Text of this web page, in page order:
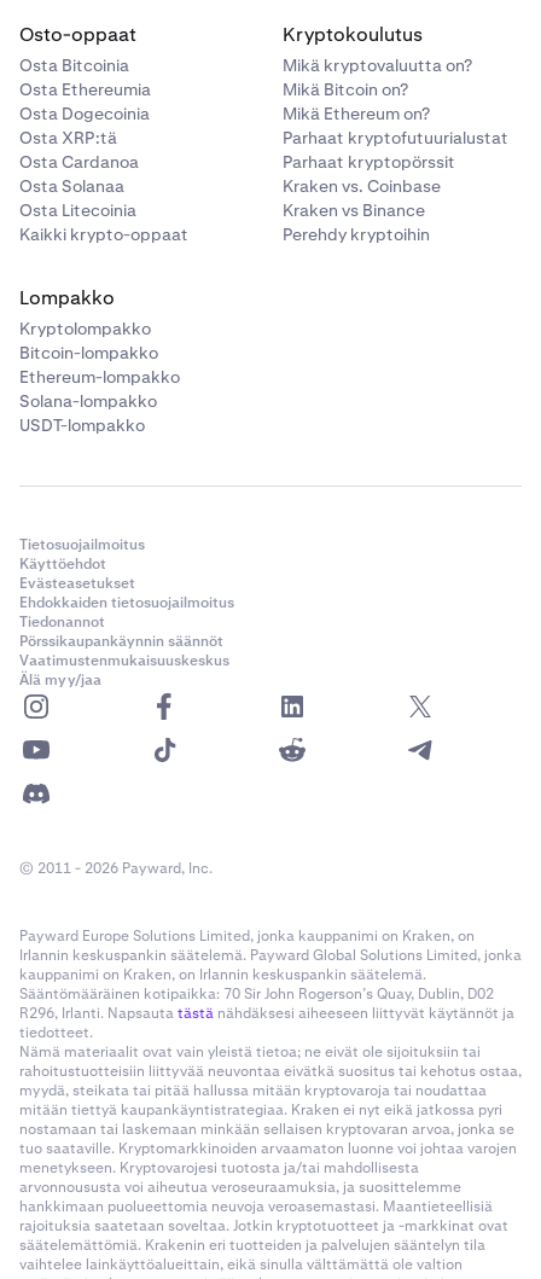
Osto-oppaat
Osta Bitcoinia
Osta Ethereumia
Osta Dogecoinia
Osta XRP:tä
Osta Cardanoa
Osta Solanaa
Osta Litecoinia
Kaikki krypto-oppaat
Kryptokoulutus
Mikä kryptovaluutta on?
Mikä Bitcoin on?
Mikä Ethereum on?
Parhaat kryptofutuurialustat
Parhaat kryptopörssit
Kraken vs. Coinbase
Kraken vs Binance
Perehdy kryptoihin
Lompakko
Kryptolompakko
Bitcoin-lompakko
Ethereum-lompakko
Solana-lompakko
USDT-lompakko
Tietosuojailmoitus
Käyttöehdot
Evästeasetukset
Ehdokkaiden tietosuojailmoitus
Tiedonannot
Pörssikaupankäynnin säännöt
Vaatimustenmukaisuuskeskus
Älä myy/jaa
© 2011 - 2026 Payward, Inc.
Payward Europe Solutions Limited, jonka kauppanimi on Kraken, on
Irlannin keskuspankin säätelemä. Payward Global Solutions Limited, jonka
kauppanimi on Kraken, on Irlannin keskuspankin säätelemä.
Sääntömääräinen kotipaikka: 70 Sir John Rogerson’s Quay, Dublin, D02
R296, Irlanti. Napsautatästä nähdäksesi aiheeseen liittyvät käytännöt ja
tiedotteet.
Nämä materiaalit ovat vain yleistä tietoa; ne eivät ole sijoituksiin tai
rahoitustuotteisiin liittyvää neuvontaa eivätkä suositus tai kehotus ostaa,
myydä, steikata tai pitää hallussa mitään kryptovaroja tai noudattaa
mitään tiettyä kaupankäyntistrategiaa. Kraken ei nyt eikä jatkossa pyri
nostamaan tai laskemaan minkään sellaisen kryptovaran arvoa, jonka se
tuo saataville. Kryptomarkkinoiden arvaamaton luonne voi johtaa varojen
menetykseen. Kryptovarojesi tuotosta ja/tai mahdollisesta
arvonnoususta voi aiheutua veroseuraamuksia, ja suosittelemme
hankkimaan puolueettomia neuvoja veroasemastasi. Maantieteellisiä
rajoituksia saatetaan soveltaa. Jotkin kryptotuotteet ja -markkinat ovat
säätelemättömiä. Krakenin eri tuotteiden ja palvelujen sääntelyn tila
vaihtelee lainkäyttöalueittain, eikä sinulla välttämättä ole valtion